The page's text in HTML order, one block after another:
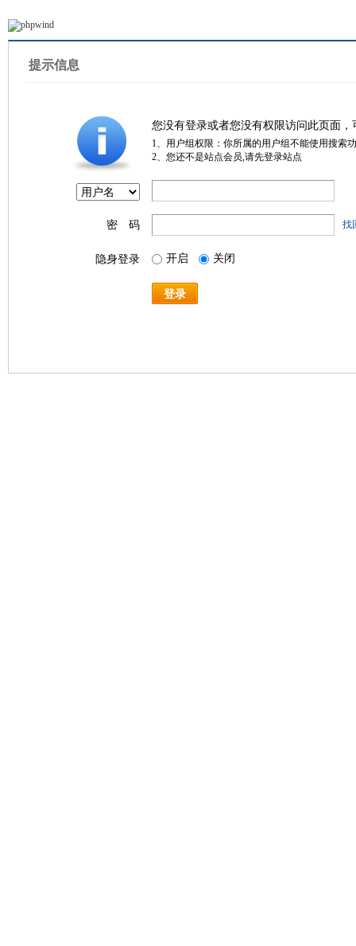
提示信息
您没有登录或者您没有权限访问此页面
1、用户组权限：你所属的用户组不能使用搜索
2、您还不是站点会员,请先登录站点
密 码 找
隐身登录 开启 关闭
登录